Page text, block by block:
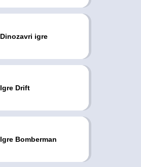
Dinozavri igre
Igre Drift
Igre Bomberman